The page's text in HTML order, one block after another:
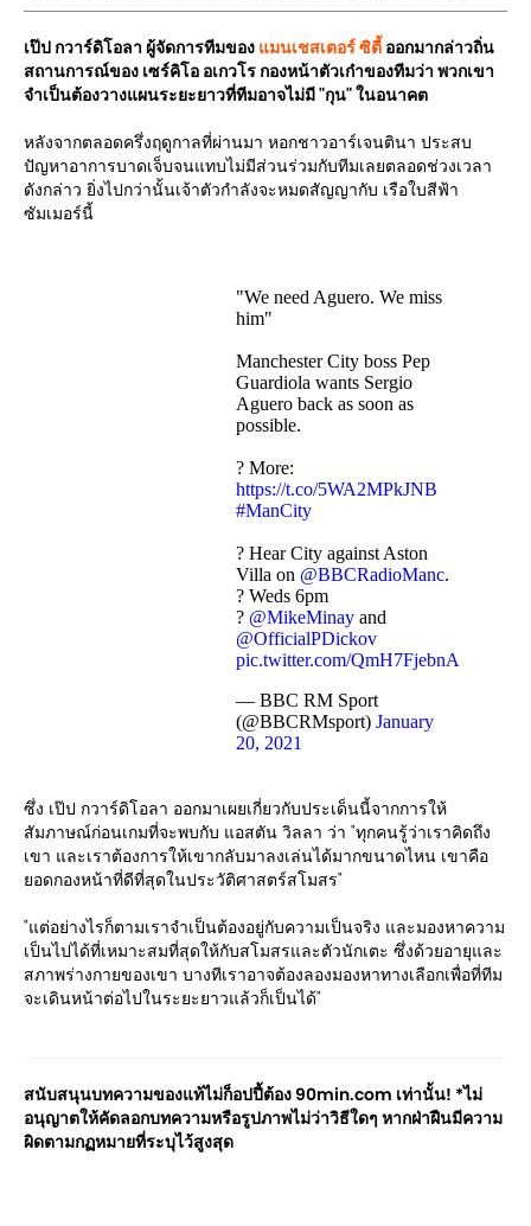
เป๊ป กวาร์ดิโอลา ผู้จัดการทีมของ แมนเชสเตอร์ ซิตี้ ออกมากล่าวถิ่น
สถานการณ์ของ เซร์คิโอ อเกวโร กองหน้าตัวเก๋าของทีมว่า พวกเขา
จำเป็นต้องวางแผนระยะยาวที่ทีมอาจไม่มี "กุน" ในอนาคต
หลังจากตลอดครึ่งฤดูกาลที่ผ่านมา หอกชาวอาร์เจนตินา ประสบ
ปัญหาอาการบาดเจ็บจนแทบไม่มีส่วนร่วมกับทีมเลยตลอดช่วงเวลา
ดังกล่าว ยิ่งไปกว่านั้นเจ้าตัวกำลังจะหมดสัญญากับ เรือใบสีฟ้า
ซัมเมอร์นี้
"We need Aguero. We miss
him"
Manchester City boss Pep
Guardiola wants Sergio
Aguero back as soon as
possible.
? More:
https://t.co/5WA2MPkJNB
#ManCity
? Hear City against Aston
Villa on @BBCRadioManc.
? Weds 6pm
? @MikeMinay and
@OfficialPDickov
pic.twitter.com/QmH7FjebnA
— BBC RM Sport
(@BBCRMsport) January
20, 2021
ซึ่ง เป๊ป กวาร์ดิโอลา ออกมาเผยเกี่ยวกับประเด็นนี้จากการให้
สัมภาษณ์ก่อนเกมที่จะพบกับ แอสตัน วิลลา ว่า "ทุกคนรู้ว่าเราคิดถึง
เขา และเราต้องการให้เขากลับมาลงเล่นได้มากขนาดไหน เขาคือ
ยอดกองหน้าที่ดีที่สุดในประวัติศาสตร์สโมสร"
"แต่อย่างไรก็ตามเราจำเป็นต้องอยู่กับความเป็นจริง และมองหาความ
เป็นไปได้ที่เหมาะสมที่สุดให้กับสโมสรและตัวนักเตะ ซึ่งด้วยอายุและ
สภาพร่างกายของเขา บางทีเราอาจต้องลองมองหาทางเลือกเพื่อที่ทีม
จะเดินหน้าต่อไปในระยะยาวแล้วก็เป็นได้"
สนับสนุนบทความของแท้ไม่ก็อปปี้ต้อง 90min.com เท่านั้น! *ไม่
อนุญาตให้คัดลอกบทความหรือรูปภาพไม่ว่าวิธีใดๆ หากฝ่าฝืนมีความ
ผิดตามกฏหมายที่ระบุไว้สูงสุด